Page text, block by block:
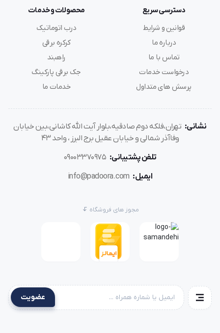
دسترسی سریع
قوانین و شرایط
درباره ما
تماس با ما
درخواست خدمات
پرسش های متداول
محصولات و خدمات
درب اتوماتیک
کرکره برقی
راهبند
جک برقی پارکینگ
خدمات ما
نشانی: تهران،فلکه دوم صادقیه،بلوار آیت الله کاشانی،بین خیابان
وفاآذر شمالی و خیابان عقیل برج البرز ، واحد 43
تلفن پشتیبانی: 09003370975
ایمیل: info@padoora.com
مجوز های فروشگاه
عضویت